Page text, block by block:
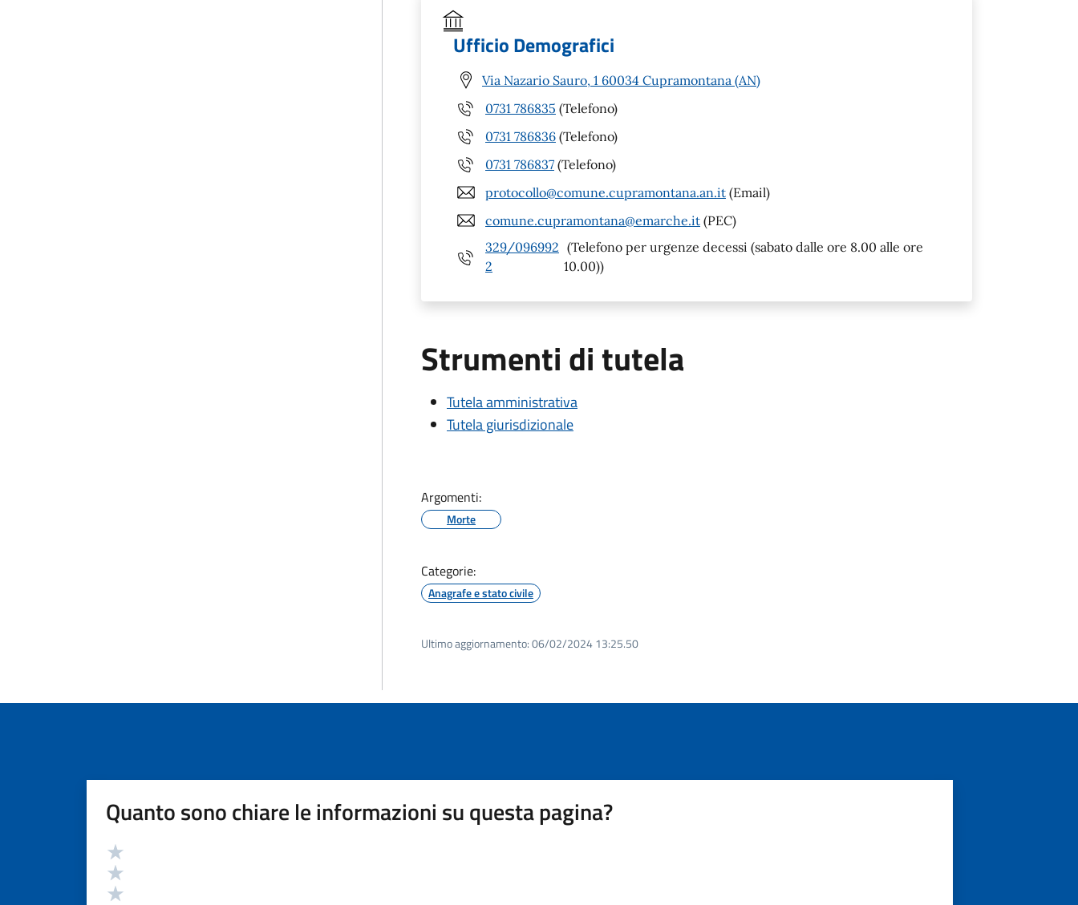
Ufficio Demografici
Via Nazario Sauro, 1 60034 Cupramontana (AN)
0731 786835 (Telefono)
0731 786836 (Telefono)
0731 786837 (Telefono)
protocollo@comune.cupramontana.an.it (Email)
comune.cupramontana@emarche.it (PEC)
329/096992
2
(Telefono per urgenze decessi (sabato dalle ore 8.00 alle ore
10.00))
Strumenti di tutela
Tutela amministrativa
Tutela giurisdizionale
Argomenti:
Morte
Categorie:
Anagrafe e stato civile
Ultimo aggiornamento:06/02/2024 13:25.50
Quanto sono chiare le informazioni su questa pagina?
Valutazione